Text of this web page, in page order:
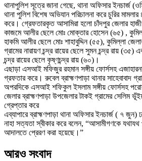
থানাপুলিশ সূত্রে জানা গেছে, থানা অফিসার ইনচার্জ
থানা পুলিশ বিশেষ অভিযান পরিচালনা করে চুরির
করে। গ্রেফতারকৃত আসামিরা হলো চাঁদপুর জেলার
কাজমে আলীর ছেলে মোঃ মোক্তার হোসেন (৬৫) ,
হাকমি আলীর ছেলে মোঃ শাহাবুদ্দিন (৫৫), কুমিল্লা
গ্রামের নারায়ণ চন্দ্র রায়ের ছেলে সুমন চন্দ্র রায়
চন্দ্র রায়ের ছেলে কৃষ্ণচন্দ্র রায় (৬০)।
এছাড়া এসআই মফিজুর রহমান সঙ্গীয় ফোর্সসহ
গ্রফতার করে। রুবেল ব্রাহ্মণপাড়া থানার সাহেবাবাদ
অপরদিকে এসআই শফিকুল ইসলাম সঙ্গীয় ফোর্সসহ
জেলার ব্রাহ্মণপাড়া উপজেলার টাকই গ্রামের সেলিম
গ্রেপ্তার করে
এব্যাপারে ব্রাহ্মণপাড়া থানা অফিসার ইনচার্জ ( ৭ জুন)
নাহা সত্যতা স্বীকার করে বলেন, “আসামীগণকে যথাযথ
আদালতে প্রেরণ করা হয়েছে।”
আরও সংবাদ